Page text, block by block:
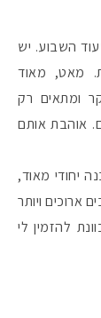
השבוע. יש
מאט, מאוד
עם תת גוון קר ומתאים רק
אוהבת אותם
יחודי מאוד,
ארוכים ויותר
להזמין לי